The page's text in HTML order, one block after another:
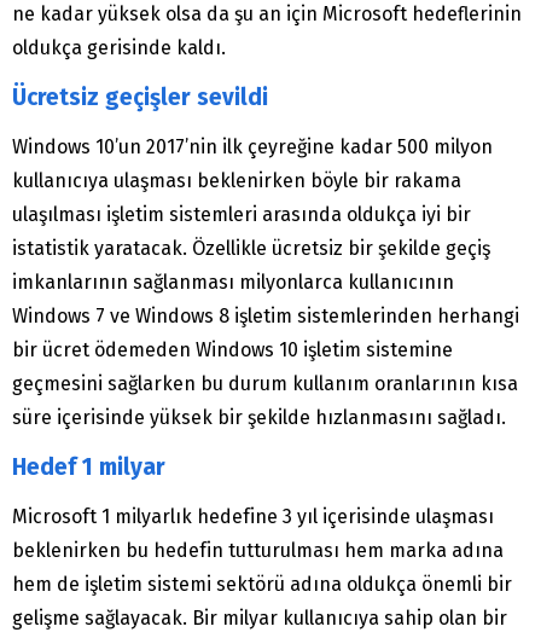
ne kadar yüksek olsa da şu an için Microsoft hedeflerinin
oldukça gerisinde kaldı.
Ücretsiz geçişler sevildi
Windows 10’un 2017’nin ilk çeyreğine kadar 500 milyon
kullanıcıya ulaşması beklenirken böyle bir rakama
ulaşılması işletim sistemleri arasında oldukça iyi bir
istatistik yaratacak. Özellikle ücretsiz bir şekilde geçiş
imkanlarının sağlanması milyonlarca kullanıcının
Windows 7 ve Windows 8 işletim sistemlerinden herhangi
bir ücret ödemeden Windows 10 işletim sistemine
geçmesini sağlarken bu durum kullanım oranlarının kısa
süre içerisinde yüksek bir şekilde hızlanmasını sağladı.
Hedef 1 milyar
Microsoft 1 milyarlık hedefine 3 yıl içerisinde ulaşması
beklenirken bu hedefin tutturulması hem marka adına
hem de işletim sistemi sektörü adına oldukça önemli bir
gelişme sağlayacak. Bir milyar kullanıcıya sahip olan bir